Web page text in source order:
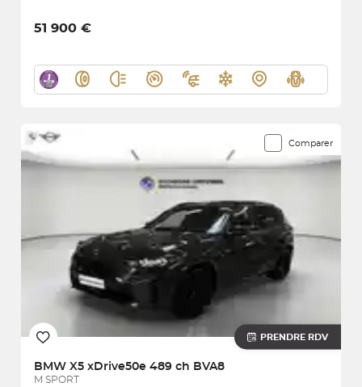
51 900 €
Comparer
PRENDRE RDV
BMW X5 xDrive50e 489 ch BVA8
M SPORT